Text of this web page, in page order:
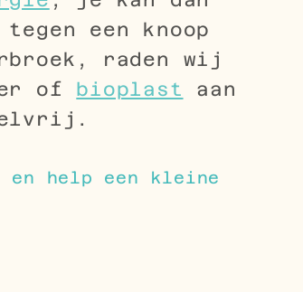
een knoop
raden wij
of bioplast
aan
help een kleine